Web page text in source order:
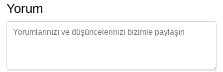
Yorum